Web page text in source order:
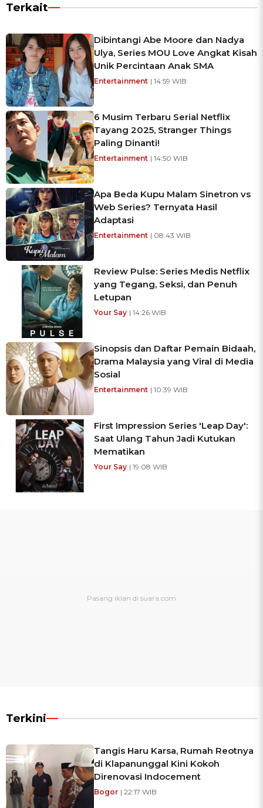
Terkait
Dibintangi Abe Moore dan Nadya
Ulya, Series MOU Love Angkat Kisah
Unik Percintaan Anak SMA
Entertainment | 14:59 WIB
6 Musim Terbaru Serial Netflix
Tayang 2025, Stranger Things
Paling Dinanti!
Entertainment | 14:50 WIB
Apa Beda Kupu Malam Sinetron vs
Web Series? Ternyata Hasil
Adaptasi
Entertainment | 08:43 WIB
Review Pulse: Series Medis Netflix
yang Tegang, Seksi, dan Penuh
Letupan
Your Say | 14:26 WIB
Sinopsis dan Daftar Pemain Bidaah,
Drama Malaysia yang Viral di Media
Sosial
Entertainment | 10:39 WIB
First Impression Series 'Leap Day':
Saat Ulang Tahun Jadi Kutukan
Mematikan
Your Say | 19:08 WIB
Terkini
Tangis Haru Karsa, Rumah Reotnya
di Klapanunggal Kini Kokoh
Direnovasi Indocement
Bogor | 22:17 WIB